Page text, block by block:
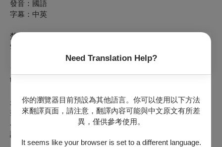
Need Translation Help?
你的瀏覽器目前預設為其他語言。你可以使用以下方法
來翻譯頁面，請注意，翻譯內容可能與中文原文有所差
異，僅供參考使用。
It seems like your browser is set to a different language.
發音：國語
字幕：中英
楚原 CHOR Yuen｜香港 Hong Kong｜1972｜DCP｜Color｜
90min
★ 7/4場次由資深影評人蒲鋒出席映後座談 Post-screening
talk with film critic PO Fung
少女愛奴遭誘拐淪為娼妓，在肉慾橫流的「四季春」妓院中受
盡凌辱。她孤注一擲，以同性禁戀換取鴇母春姨的絕世武藝，
為化身冷豔花魁，向蹂躪她的嫖客報復，但與春姨那份始於算
計的情仇，竟在血洗深仇的終點，徒留一抹難解的悵惘。